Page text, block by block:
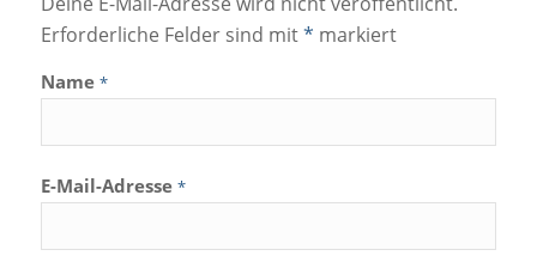
Erforderliche Felder sind mit* markiert
Name *
E-Mail-Adresse *